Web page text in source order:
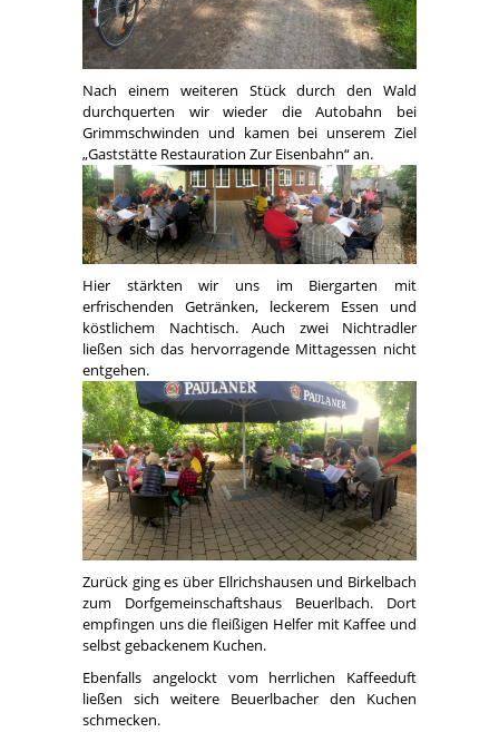
Nach einem weiteren Stück durch den Wald
durchquerten wir wieder die Autobahn bei
Grimmschwinden und kamen bei unserem Ziel
„Gaststätte Restauration Zur Eisenbahn“ an.
Hier stärkten wir uns im Biergarten mit
erfrischenden Getränken, leckerem Essen und
köstlichem Nachtisch. Auch zwei Nichtradler
ließen sich das hervorragende Mittagessen nicht
entgehen.
Zurück ging es über Ellrichshausen und Birkelbach
zum Dorfgemeinschaftshaus Beuerlbach. Dort
empfingen uns die fleißigen Helfer mit Kaffee und
selbst gebackenem Kuchen.
Ebenfalls angelockt vom herrlichen Kaffeeduft
ließen sich weitere Beuerlbacher den Kuchen
schmecken.